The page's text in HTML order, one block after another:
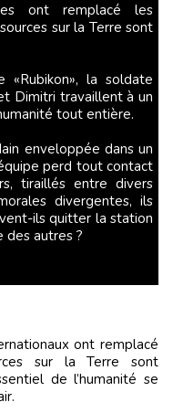
sur la Terre sont
«Rubikon», la soldate
Dimitri travaillent à un
tout entière.
enveloppée dans un
perd tout contact
tiraillés entre divers
divergentes, ils
ils quitter la station
des autres ?
sur la Terre sont
de l’humanité se